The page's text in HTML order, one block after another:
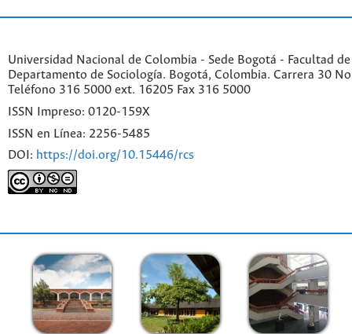
Universidad Nacional de Colombia - Sede Bogotá - Facultad
Departamento de Sociología. Bogotá, Colombia. Carrera 30
Teléfono 316 5000 ext. 16205 Fax 316 5000
ISSN Impreso: 0120-159X
ISSN en Línea: 2256-5485
DOI: https://doi.org/10.15446/rcs